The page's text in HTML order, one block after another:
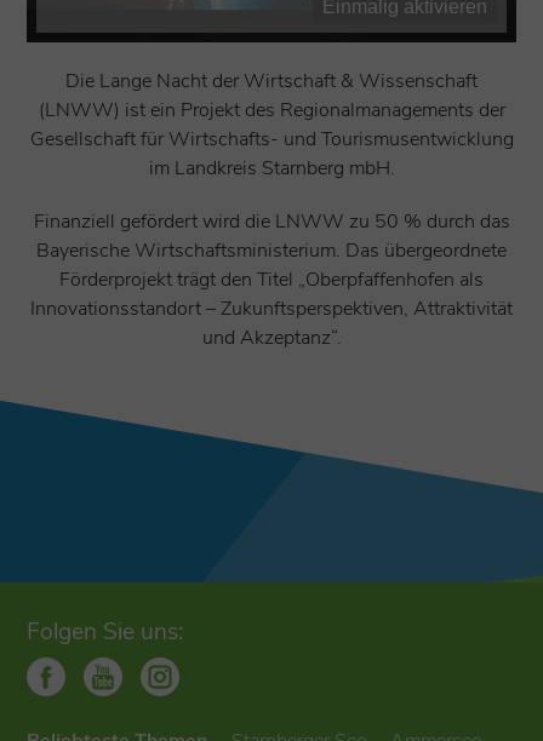
Einmalig aktivieren
Die Lange Nacht der Wirtschaft & Wissenschaft
(LNWW) ist ein Projekt des Regionalmanagements der
Gesellschaft für Wirtschafts- und Tourismusentwicklung
im Landkreis Starnberg mbH.
Finanziell gefördert wird die LNWW zu 50 % durch das
Bayerische Wirtschaftsministerium. Das übergeordnete
Förderprojekt trägt den Titel „Oberpfaffenhofen als
Innovationsstandort – Zukunftsperspektiven, Attraktivität
und Akzeptanz“.
Folgen Sie uns: